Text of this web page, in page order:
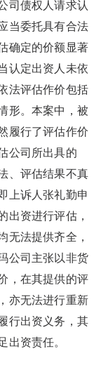
司债权人请求认
当委托具有合法
确定的价额显著
认定出资人未依
法评估作价包括
形。本案中，被
履行了评估作价
公司所出具的
、评估结果不真
上诉人张礼勤申
出资进行评估，
无法提供齐全，
公司主张以非货
，在其提供的评
亦无法进行重新
行出资义务，其
出资责任。